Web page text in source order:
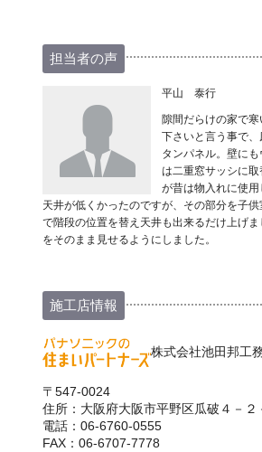
担当者の声
平山 泰行
隙間だらけの家で
下さいと言う事で
タンパネル。壁に
は二重窓サッシに
が昔は物入れに使
天井が低くかったのですが、その部分を子
で階段の位置を替え天井も出来るだけ上げ
をそのまま見せるようにしました。
施工店情報
株式会社池田邦工
〒547-0024
住所：大阪府大阪市平野区瓜破４－２
電話：06-6760-0555
FAX：06-6707-7778